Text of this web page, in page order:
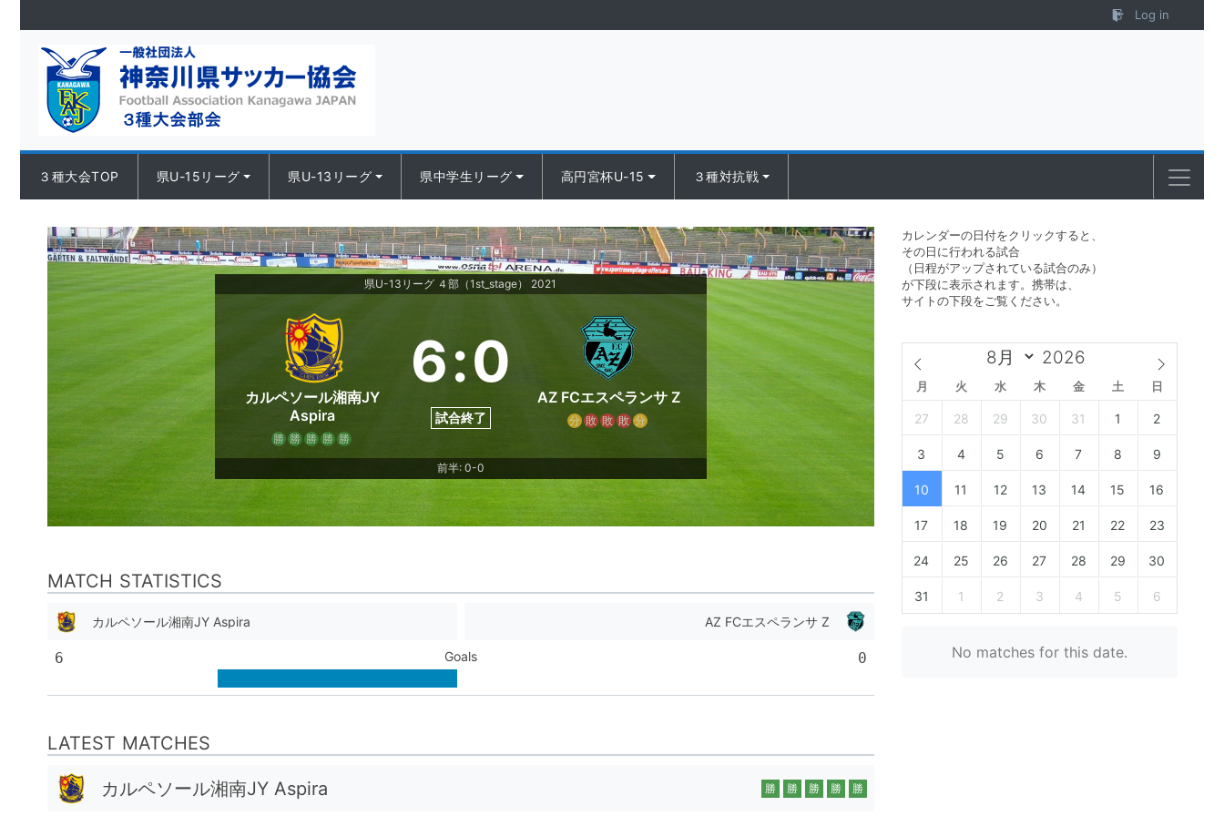
Log in
３種大会TOP 県U-15リーグ 県U-13リーグ 県中学生リーグ 高円宮杯U-15 ３種対抗戦
県U-13リーグ ４部（1st_stage） 2021
カルペソール湘南JY
Aspira
勝 勝 勝 勝 勝
6:0
試合終了
AZ FCエスペランサ Z
分 敗 敗 敗 分
前半: 0-0
MATCH STATISTICS
カルペソール湘南JY Aspira AZ FCエスペランサ Z
6 Goals 0
LATEST MATCHES
カルペソール湘南JY Aspira 勝 勝 勝 勝 勝
カレンダーの日付をクリックすると、
その日に行われる試合
（日程がアップされている試合のみ）
が下段に表示されます。携帯は、
サイトの下段をご覧ください。
月 火 水 木 金 土 日
27 28 29 30 31 1 2
3 4 5 6 7 8 9
10 11 12 13 14 15 16
17 18 19 20 21 22 23
24 25 26 27 28 29 30
31 1 2 3 4 5 6
No matches for this date.